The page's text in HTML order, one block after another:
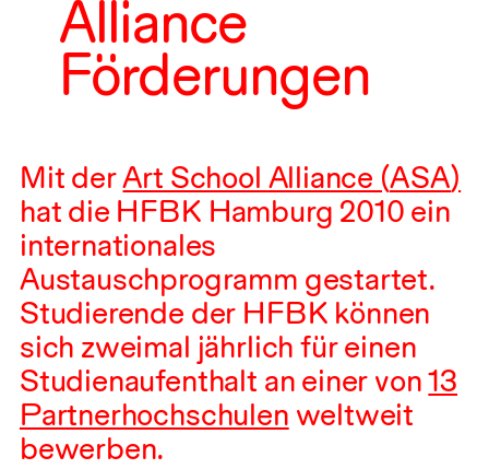
Alliance
Förderungen
Mit derArt School Alliance (ASA)
hat die HFBK Hamburg 2010 ein
internationales
Austauschprogramm gestartet.
Studierende der HFBK können
sich zweimal jährlich für einen
Studienaufenthalt an einer von13
Partnerhochschulen weltweit
bewerben.